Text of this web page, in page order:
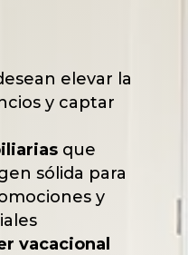
elevar la
y captar
que
sólida para
y
vacacional